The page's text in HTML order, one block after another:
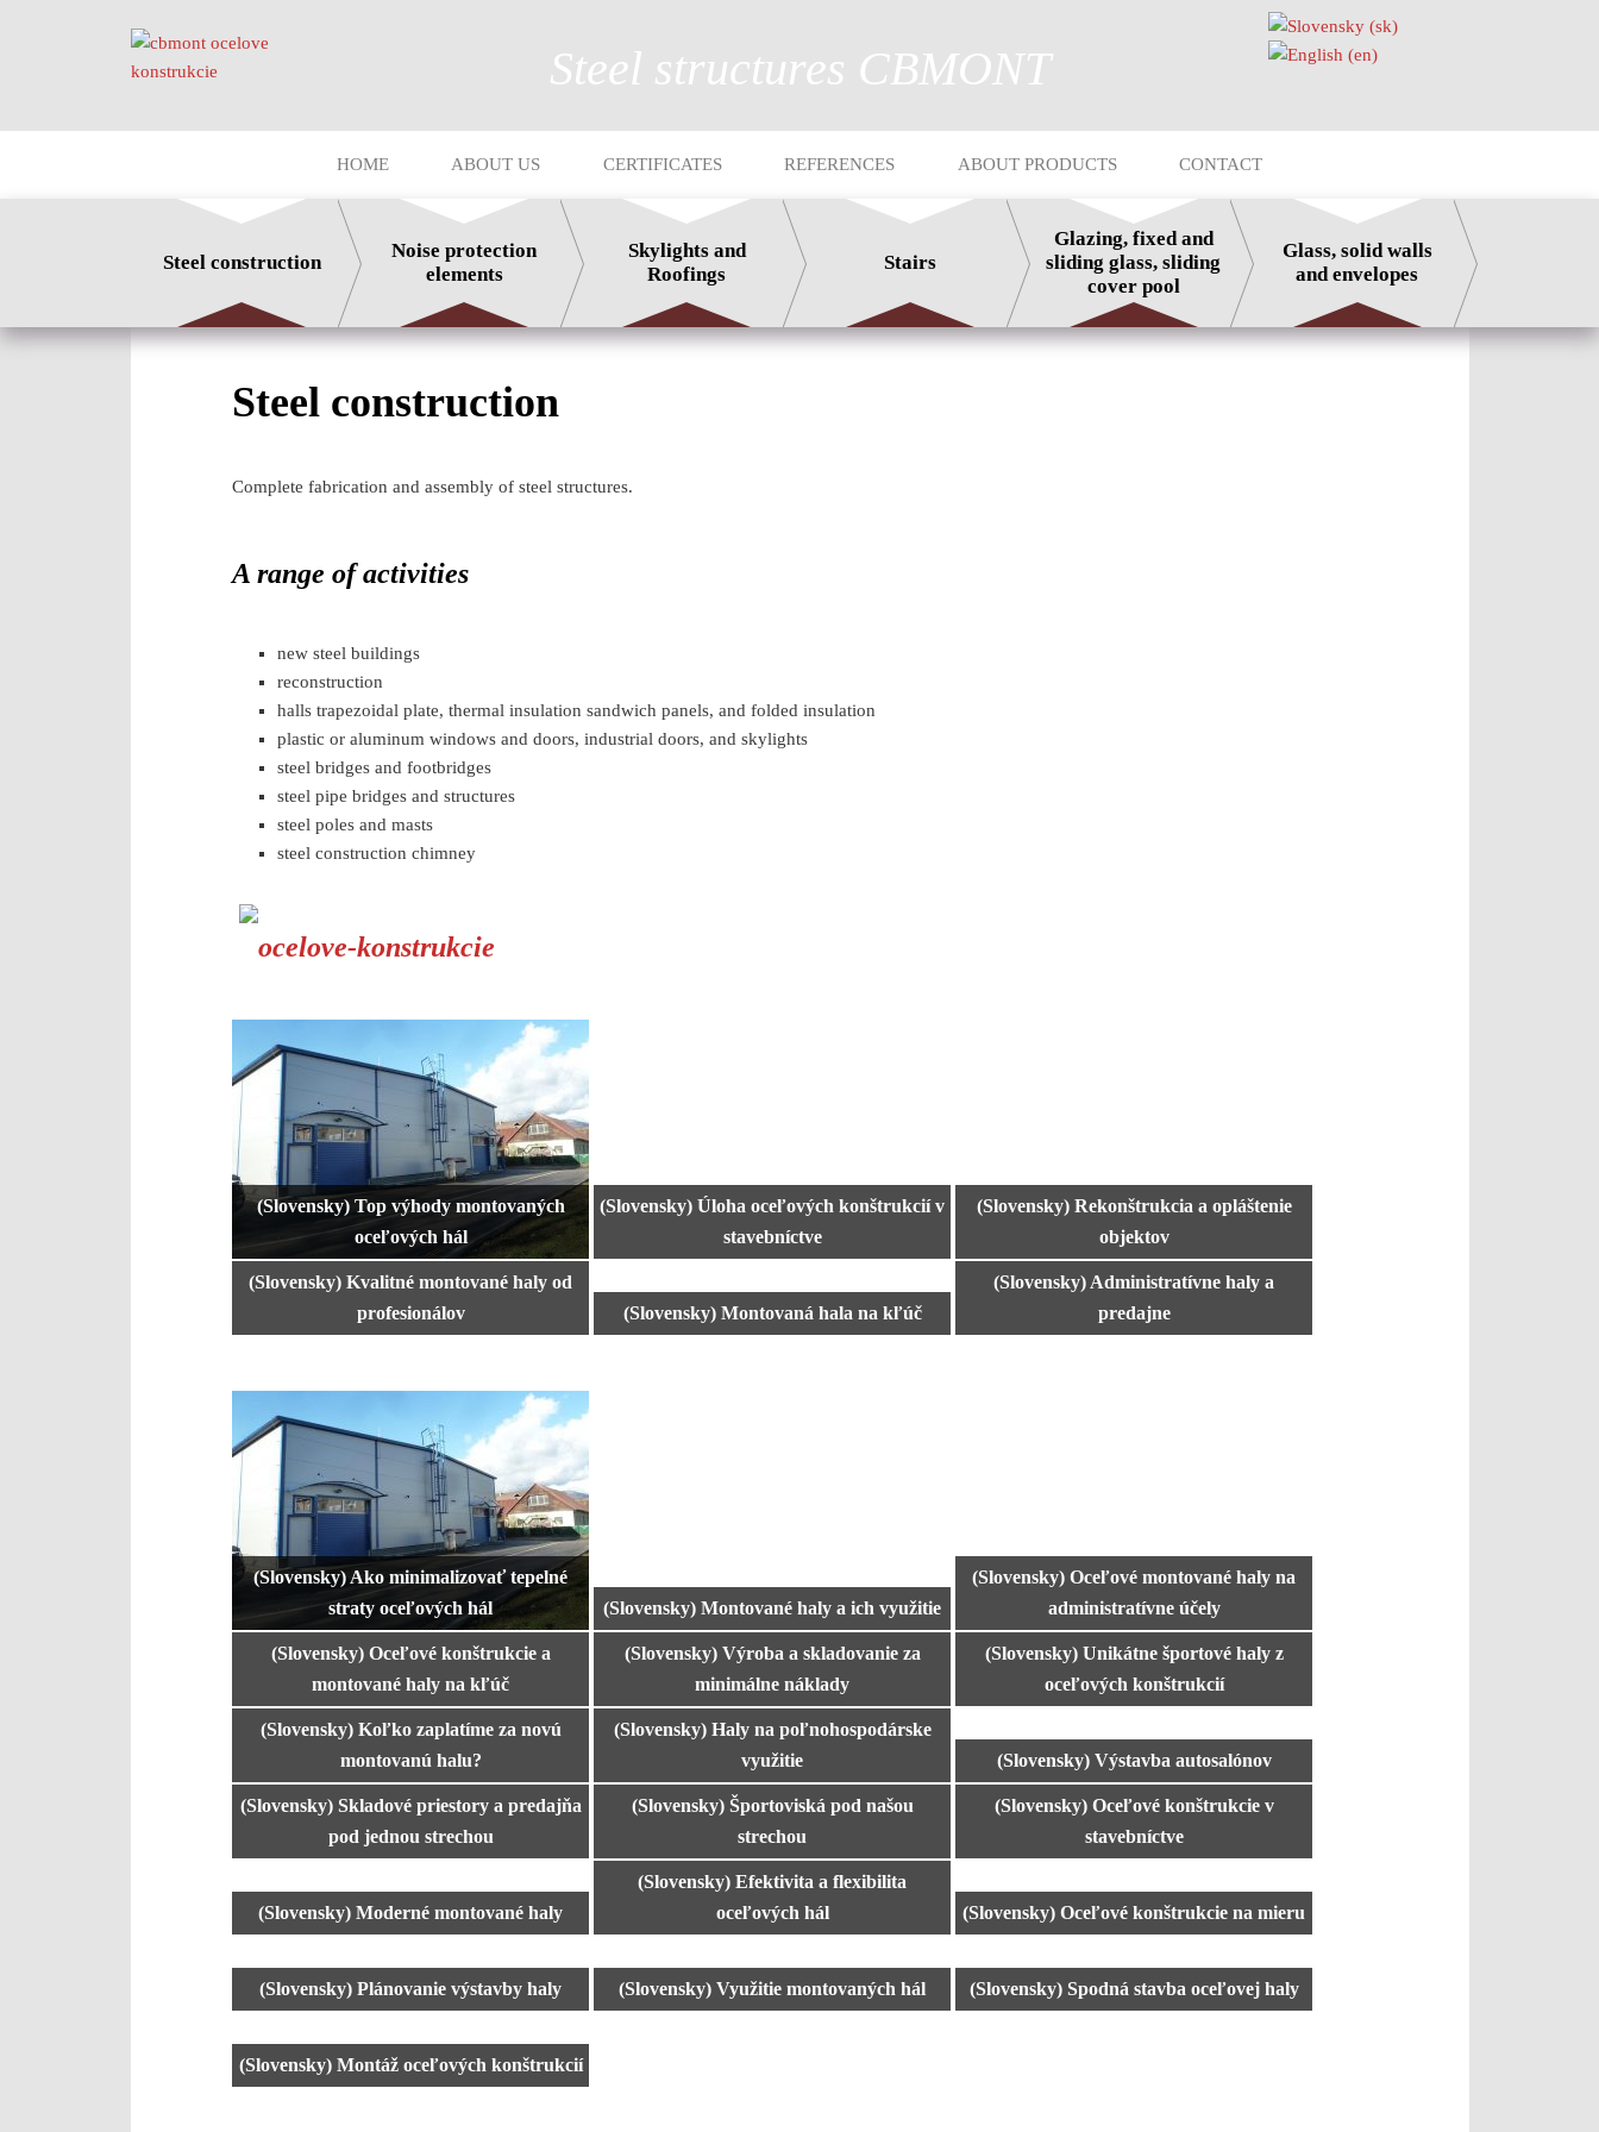
Steel structures CBMONT
HOME ABOUT US CERTIFICATES REFERENCES ABOUT PRODUCTS CONTACT
Steel construction
Noise protection
elements
Skylights and
Roofings
Stairs
Glazing, fixed and
sliding glass, sliding
cover pool
Glass, solid walls
and envelopes
Steel construction
Complete fabrication and assembly of steel structures.
A range of activities
new steel buildings
reconstruction
halls trapezoidal plate, thermal insulation sandwich panels, and folded insulation
plastic or aluminum windows and doors, industrial doors, and skylights
steel bridges and footbridges
steel pipe bridges and structures
steel poles and masts
steel construction chimney
(Slovensky) Top výhody montovaných
oceľových hál
(Slovensky) Úloha oceľových konštrukcií v
stavebníctve
(Slovensky) Rekonštrukcia a opláštenie
objektov
(Slovensky) Kvalitné montované haly od
profesionálov
(Slovensky) Montovaná hala na kľúč
(Slovensky) Administratívne haly a
predajne
(Slovensky) Ako minimalizovať tepelné
straty oceľových hál
(Slovensky) Montované haly a ich využitie
(Slovensky) Oceľové montované haly na
administratívne účely
(Slovensky) Oceľové konštrukcie a
montované haly na kľúč
(Slovensky) Výroba a skladovanie za
minimálne náklady
(Slovensky) Unikátne športové haly z
oceľových konštrukcií
(Slovensky) Koľko zaplatíme za novú
montovanú halu?
(Slovensky) Haly na poľnohospodárske
využitie
(Slovensky) Výstavba autosalónov
(Slovensky) Skladové priestory a predajňa
pod jednou strechou
(Slovensky) Športoviská pod našou
strechou
(Slovensky) Oceľové konštrukcie v
stavebníctve
(Slovensky) Moderné montované haly
(Slovensky) Efektivita a flexibilita
oceľových hál
(Slovensky) Oceľové konštrukcie na mieru
(Slovensky) Plánovanie výstavby haly (Slovensky) Využitie montovaných hál (Slovensky) Spodná stavba oceľovej haly
(Slovensky) Montáž oceľových konštrukcií